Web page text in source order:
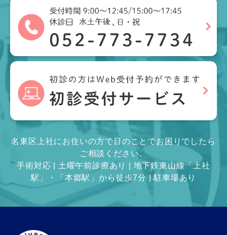
名東区上社にお住いの方で目のことでお困りでしたら
ご相談ください。
手術対応 | 土曜午前診療あり | 地下鉄東山線「上社
駅」・「本郷駅」から徒歩7分 | 駐車場あり